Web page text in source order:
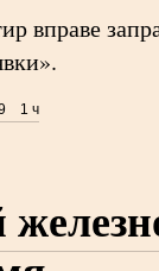
вправе
1 ч